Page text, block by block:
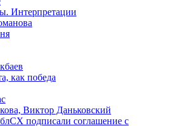
Интерпретации
как победа
Виктор Даньковский
подписали соглашение с